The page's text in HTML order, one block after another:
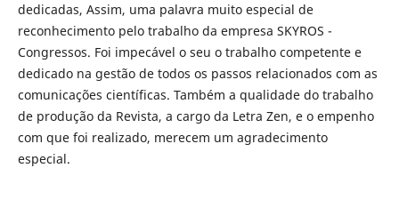
dedicadas, Assim, uma palavra muito especial de
reconhecimento pelo trabalho da empresa SKYROS -
Congressos. Foi impecável o seu o trabalho competente e
dedicado na gestão de todos os passos relacionados com as
comunicações científicas. Também a qualidade do trabalho
de produção da Revista, a cargo da Letra Zen, e o empenho
com que foi realizado, merecem um agradecimento
especial.